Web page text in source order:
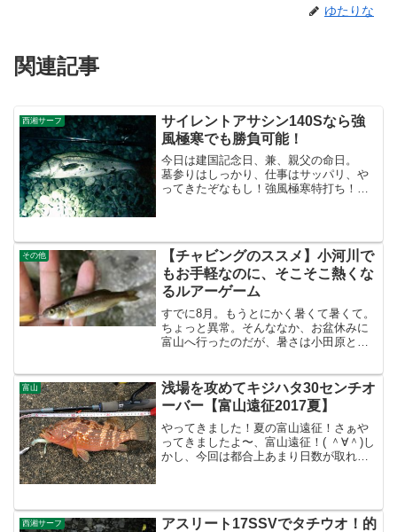
ゆたりな
関連記事
西湘サーフ
サイレントアサシン140Sなら強
風極寒でも勝負可能！
今日は建国記念日、兼、親父の命日。
墓参りはしっかり、仕事はサッパリ、や
ってきたぞなもし！強風極寒特打ち！
波，うね...
その他
【チャビングのススメ】小河川で
もお手軽なのに、そこそこ熱くな
るルアーゲーム
すでに8月。もうとにかく暑くて暑くて。
ちょっと異常。そんななか、お盆休みに
富山へ行ったのだが、暑さは小田原と変
が昇ってからの時間帯のみ。しかも、フ
ル遠投先でのみアタリ。...
富山
浅場を攻めてキジハタ30センチオ
ーバー【富山遠征2017夏】
やってきました！夏の富山遠征！さぁや
ってきましたよ〜、富山遠征！( ＾∀＾)し
かし、今回は都合上あまり日数が取れな
ず、釣れるものを釣っ...
西湘サーフ
アスリート17SSVでタチウオ！的